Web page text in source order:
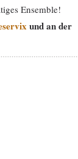
Ensemble!
und an der